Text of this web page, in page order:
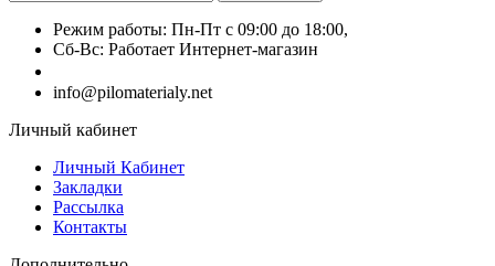
Режим работы: Пн-Пт с 09:00 до 18:00,
Сб-Вс: Работает Интернет-магазин
info@pilomaterialy.net
Личный кабинет
Личный Кабинет
Закладки
Рассылка
Контакты